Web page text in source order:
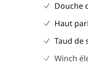
Douche
Haut
Taud de
Winch